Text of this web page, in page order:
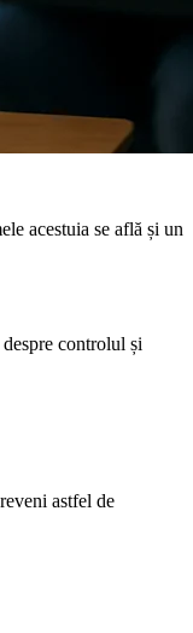
acestuia se află și un
controlul și
astfel de